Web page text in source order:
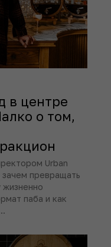
в центре
о том,
Urban
превращать
жизненно
паба и как